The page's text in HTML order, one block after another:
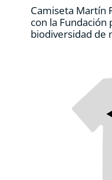
Camiseta Martín
con la Fundación
biodiversidad de